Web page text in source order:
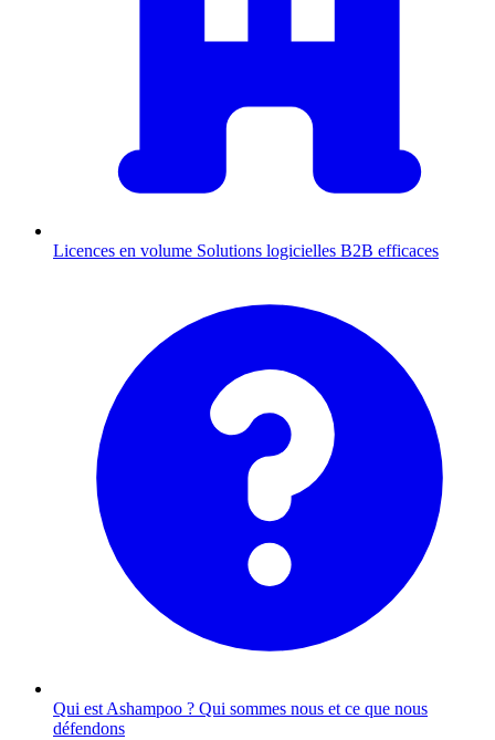
Licences en volume Solutions logicielles B2B efficaces
Qui est Ashampoo ? Qui sommes nous et ce que nous
défendons